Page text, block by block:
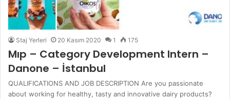
Staj Yerleri 20 Kasım 2020 1 175
Mıp – Category Development Intern –
Danone – İstanbul
QUALIFICATIONS AND JOB DESCRIPTION Are you passionate
about working for healthy, tasty and innovative dairy products?